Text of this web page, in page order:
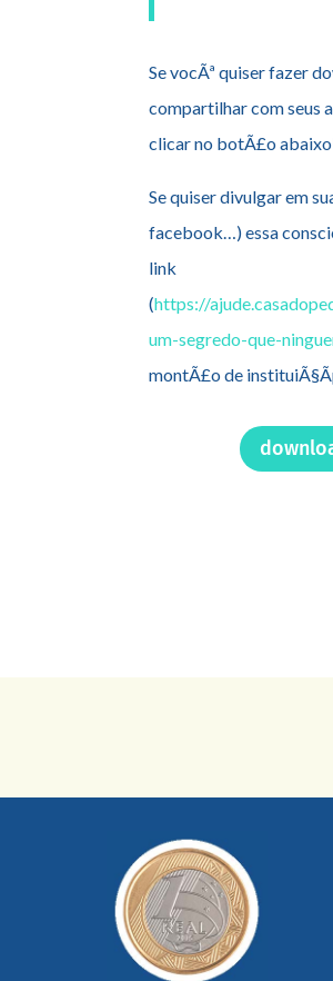
Se vocÃª quiser fazer
compartilhar com seus
clicar no botÃ£o
Se quiser divulgar em
facebook…) essa
link
(https://
um-segredo-que-
montÃ£o de
mostrando tudo o que fizemos com a
sua ajuda somada a de outras pessoas.
saiba mais